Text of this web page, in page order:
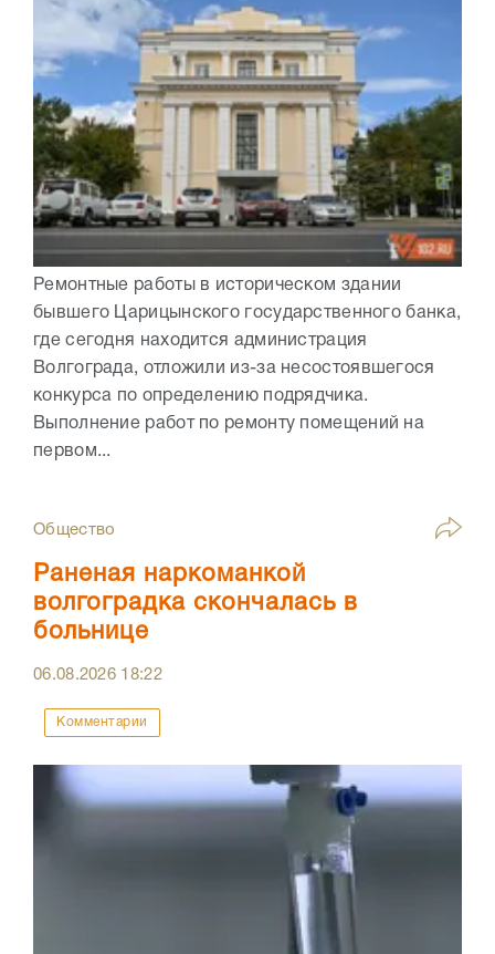
Ремонтные работы в историческом здании
бывшего Царицынского государственного банка,
где сегодня находится администрация
Волгограда, отложили из-за несостоявшегося
конкурса по определению подрядчика.
Выполнение работ по ремонту помещений на
первом...
Общество
Раненая наркоманкой
волгоградка скончалась в
больнице
06.08.2026 18:22
Комментарии